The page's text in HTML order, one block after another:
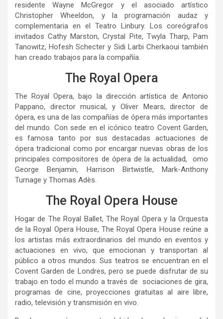
residente Wayne McGregor y el asociado artístico
Christopher Wheeldon, y la programación audaz y
complementaria en el Teatro Linbury. Los coreógrafos
invitados Cathy Marston, Crystal Pite, Twyla Tharp, Pam
Tanowitz, Hofesh Schecter y Sidi Larbi Cherkaoui también
han creado trabajos para la compañía.
The Royal Opera
The Royal Opera, bajo la dirección artística de Antonio
Pappano, director musical, y Oliver Mears, director de
ópera, es una de las compañías de ópera más importantes
del mundo. Con sede en el icónico teatro Covent Garden,
es famosa tanto por sus destacadas actuaciones de
ópera tradicional como por encargar nuevas obras de los
principales compositores de ópera de la actualidad, omo
George Benjamin, Harrison Birtwistle, Mark-Anthony
Turnage y Thomas Adès.
The Royal Opera House
Hogar de The Royal Ballet, The Royal Opera y la Orquesta
de la Royal Opera House, The Royal Opera House reúne a
los artistas más extraordinarios del mundo en eventos y
actuaciones en vivo, que emocionan y transportan al
público a otros mundos. Sus teatros se encuentran en el
Covent Garden de Londres, pero se puede disfrutar de su
trabajo en todo el mundo a través de sociaciones de gira,
programas de cine, proyecciones gratuitas al aire libre,
radio, televisión y transmisión en vivo.